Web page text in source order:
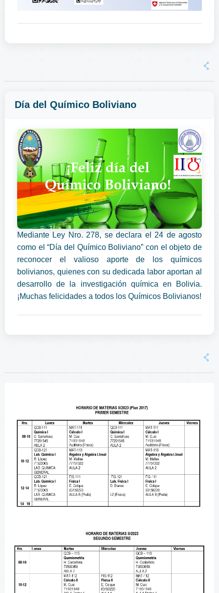
Día del Químico Boliviano
Mediante Ley Nro. 278, se declara el 24 de agosto
como el “Día del Químico Boliviano” con el objeto de
reconocer el valioso aporte de los químicos
bolivianos, quienes con su dedicada labor aportan al
desarrollo de la investigación química en Bolivia.
¡Muchas felicidades a todos los Químicos Bolivianos!